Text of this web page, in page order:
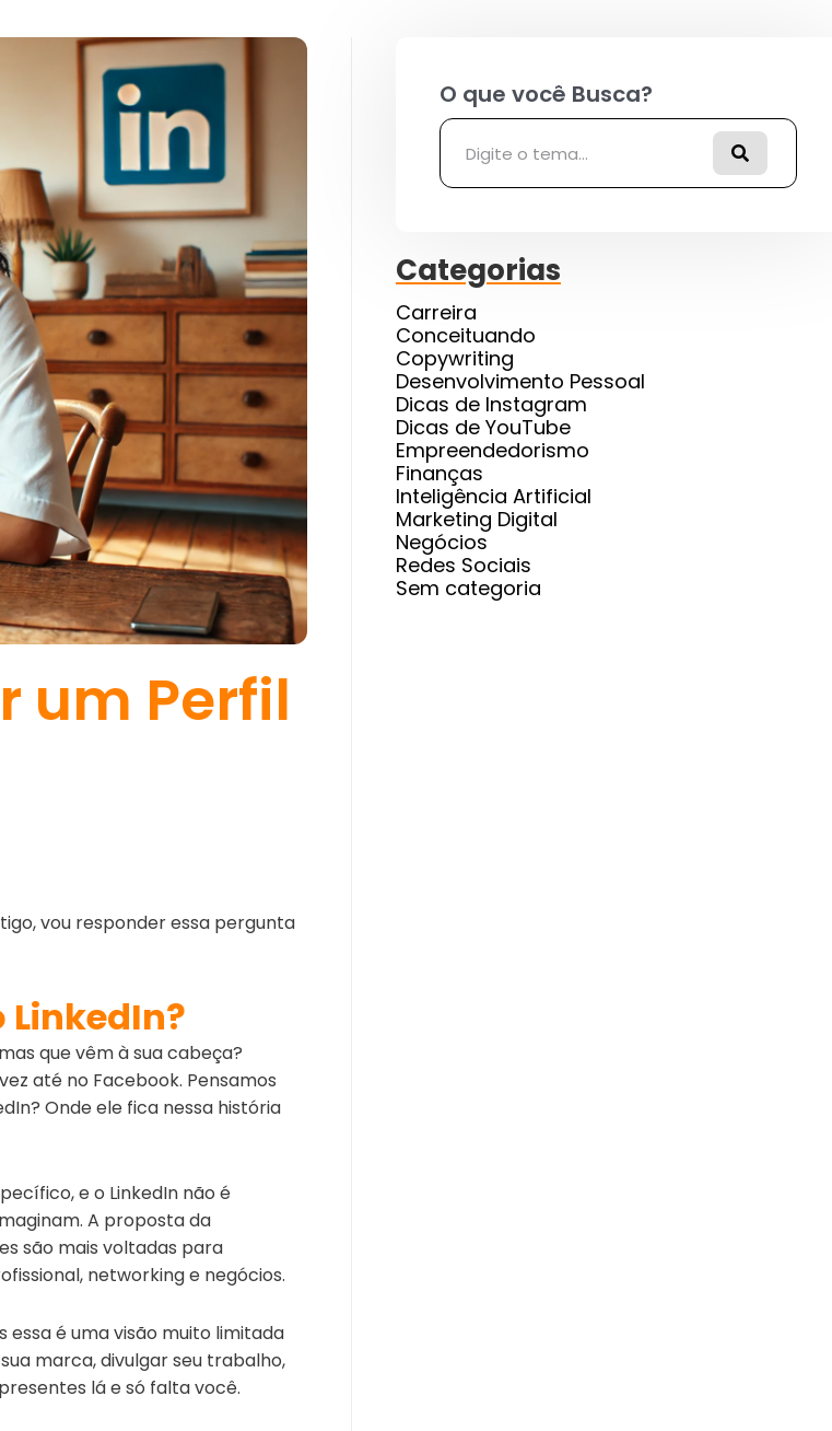
um Perfil
vou responder essa pergunta
que vêm à sua cabeça?
até no Facebook. Pensamos
Onde ele fica nessa história
e o LinkedIn não é
A proposta da
são mais voltadas para
networking e negócios.
é uma visão muito limitada
marca, divulgar seu trabalho,
lá e só falta você.
Categorias
Carreira
Conceituando
Copywriting
Desenvolvimento Pessoal
Dicas de Instagram
Dicas de YouTube
Empreendedorismo
Finanças
Inteligência Artificial
Marketing Digital
Negócios
Redes Sociais
Sem categoria